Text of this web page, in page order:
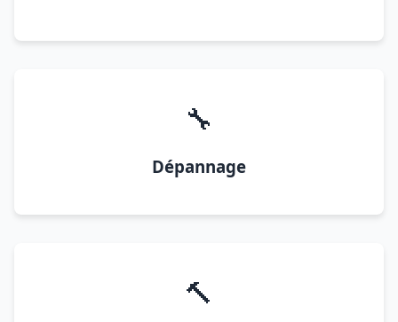
🔧
Dépannage
🔨